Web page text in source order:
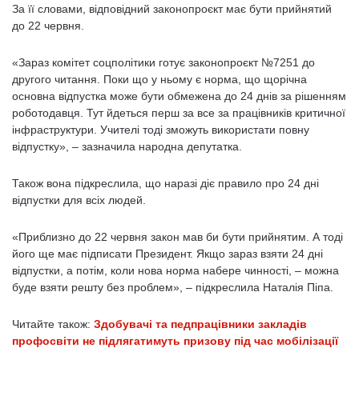
За її словами, відповідний законопроєкт має бути прийнятий
до 22 червня.
«Зараз комітет соцполітики готує законопроєкт №7251 до
другого читання. Поки що у ньому є норма, що щорічна
основна відпустка може бути обмежена до 24 днів за рішенням
роботодавця. Тут йдеться перш за все за працівників критичної
інфраструктури. Учителі тоді зможуть використати повну
відпустку», – зазначила народна депутатка.
Також вона підкреслила, що наразі діє правило про 24 дні
відпустки для всіх людей.
«Приблизно до 22 червня закон мав би бути прийнятим. А тоді
його ще має підписати Президент. Якщо зараз взяти 24 дні
відпустки, а потім, коли нова норма набере чинності, – можна
буде взяти решту без проблем», – підкреслила Наталія Піпа.
Читайте також: Здобувачі та педпрацівники закладів
профосвіти не підлягатимуть призову під час мобілізації